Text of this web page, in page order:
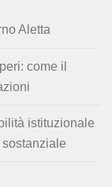
Aletta
come il
istituzionale